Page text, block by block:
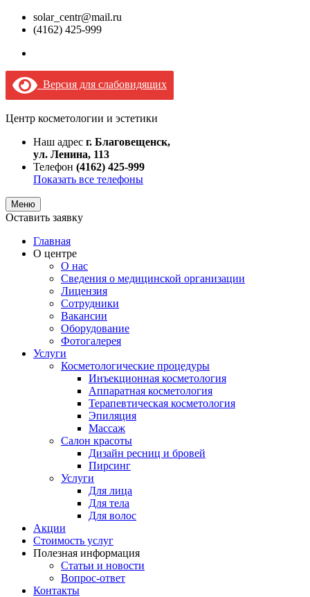
solar_centr@mail.ru
(4162) 425-999
Версия для слабовидящих
Центр косметологии и эстетики
Наш адрес г. Благовещенск,
ул. Ленина, 113
Телефон (4162) 425-999
Показать все телефоны
Меню
Оставить заявку
Главная
О центре
О нас
Сведения о медицинской организации
Лицензия
Сотрудники
Вакансии
Оборудование
Фотогалерея
Услуги
Косметологические процедуры
Инъекционная косметология
Аппаратная косметология
Терапевтическая косметология
Эпиляция
Массаж
Салон красоты
Дизайн ресниц и бровей
Пирсинг
Услуги
Для лица
Для тела
Для волос
Акции
Стоимость услуг
Полезная информация
Статьи и новости
Вопрос-ответ
Контакты